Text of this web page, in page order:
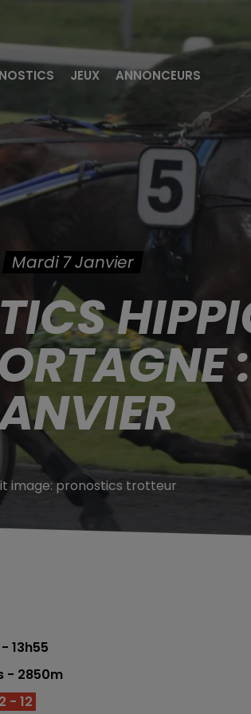
JEUX ANNONCEURS
Mardi 7 Janvier
image: pronostics trotteur
13h55
- 2850m
- 12